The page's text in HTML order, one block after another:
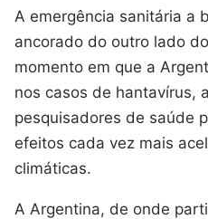
A emergência sanitária a
ancorado do outro lado
momento em que a
nos casos de hantavírus,
pesquisadores de saúde
efeitos cada vez mais
climáticas.
A Argentina, de onde